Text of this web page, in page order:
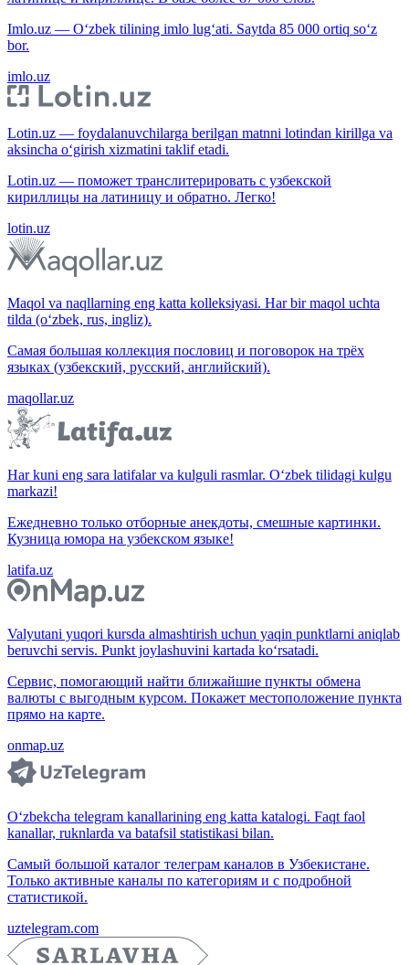
Imlo.uz — O‘zbek tilining imlo lug‘ati. Saytda 85 000 ortiq so‘z
bor.
imlo.uz
Lotin.uz — foydalanuvchilarga berilgan matnni lotindan kirillga va
aksincha o‘girish xizmatini taklif etadi.
Lotin.uz — поможет транслитерировать с узбекской
кириллицы на латиницу и обратно. Легко!
lotin.uz
Maqol va naqllarning eng katta kolleksiyasi. Har bir maqol uchta
tilda (o‘zbek, rus, ingliz).
Самая большая коллекция пословиц и поговорок на трёх
языках (узбекский, русский, английский).
maqollar.uz
Har kuni eng sara latifalar va kulguli rasmlar. O‘zbek tilidagi kulgu
markazi!
Ежедневно только отборные анекдоты, смешные картинки.
Кузница юмора на узбекском языке!
latifa.uz
Valyutani yuqori kursda almashtirish uchun yaqin punktlarni aniqlab
beruvchi servis. Punkt joylashuvini kartada ko‘rsatadi.
Сервис, помогающий найти ближайшие пункты обмена
валюты с выгодным курсом. Покажет местоположение пункта
прямо на карте.
onmap.uz
O‘zbekcha telegram kanallarining eng katta katalogi. Faqt faol
kanallar, ruknlarda va batafsil statistikasi bilan.
Самый большой каталог телеграм каналов в Узбекистане.
Только активные каналы по категориям и с подробной
статистикой.
uztelegram.com